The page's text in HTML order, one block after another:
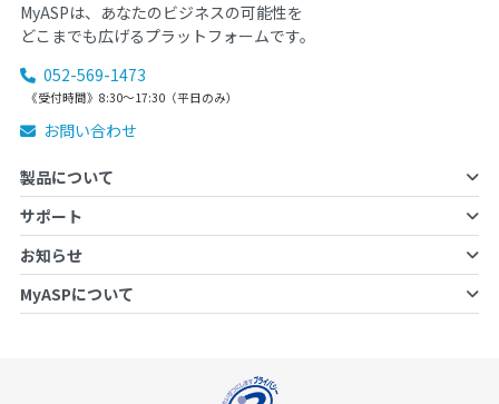
MyASPは、あなたのビジネスの可能性を
どこまでも広げるプラットフォームです。
052-569-1473
《受付時間》8:30～17:30（平日のみ）
お問い合わせ
製品について
サポート
お知らせ
MyASPについて